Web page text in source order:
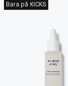
Bara på KICKS